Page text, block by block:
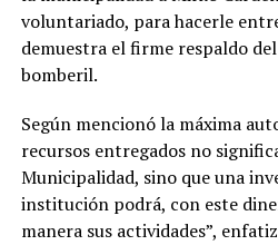
voluntariado, para hacerle
demuestra el firme respaldo
bomberil.
Según mencionó la máxima
recursos entregados no
Municipalidad, sino que una
institución podrá, con este
manera sus actividades”,